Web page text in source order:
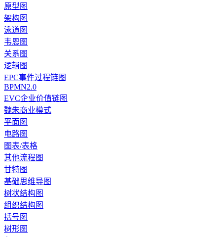
原型图
架构图
泳道图
韦恩图
关系图
逻辑图
EPC事件过程链图
BPMN2.0
EVC企业价值链图
魏朱商业模式
平面图
电路图
图表/表格
其他流程图
甘特图
基础思维导图
树状结构图
组织结构图
括号图
树形图